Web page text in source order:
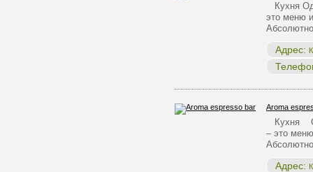
Кухня
это меню
Адрес:
Aroma
Кухня
– это
Адрес: